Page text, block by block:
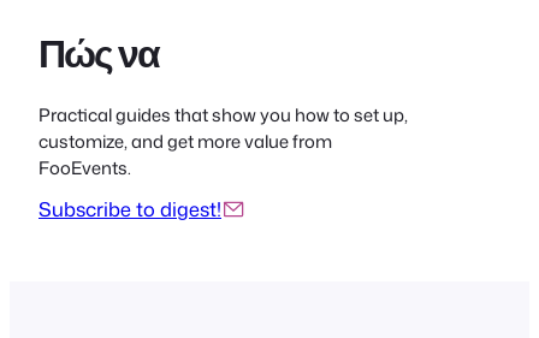
Πώς να
Practical guides that show you how to set up,
customize, and get more value from
FooEvents.
Subscribe to digest!